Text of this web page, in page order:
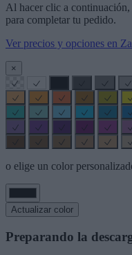
Al hacer clic a
para completar tu pedido.
Ver precios y opciones en
×
o elige un color
Actualizar color
Preparando la